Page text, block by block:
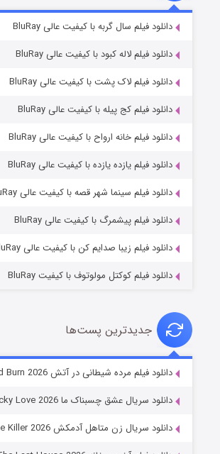
قسمت۶ (زیرنویس) منتشر شد
شوهر
دانلود فیلم سال گربه با کیفیت عالی BluRay
دانلود فیلم لاله کبود با کیفیت عالی BluRay
دانلود فیلم لاک پشت با کیفیت عالی BluRay
دانلود فیلم کج‌ پیله با کیفیت عالی BluRay
دانلود فیلم خانه ارواح با کیفیت عالی BluRay
دانلود فیلم یازده یازده با کیفیت عالی BluRay
دانلود فیلم سینما شهر قصه با کیفیت عالی BluRay
دانلود فیلم پیشمرگ با کیفیت عالی BluRay
دانلود فیلم زیبا صدایم کن با کیفیت عالی BluRay
دانلود فیلم کوکتل مولوتوف با کیفیت BluRay
جدیدترین پست‌ها
دانلود فیلم مرده شیطانی در آتش Evil Dead Burn 2026
دانلود سریال عشق چسبناک ما Our Sticky Love 2026
دانلود سریال زن متاهل آدمکش A Bona Fide Killer 2026